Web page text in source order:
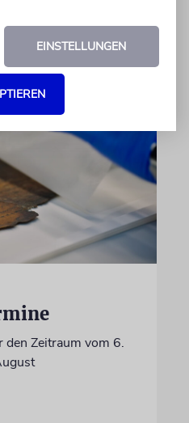
den Zeitraum vom 6.
EINSTELLUNGEN